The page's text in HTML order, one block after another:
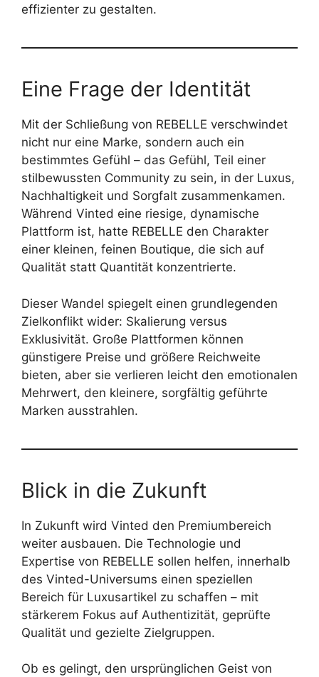
effizienter zu gestalten.
Eine Frage der Identität
Mit der Schließung von REBELLE verschwindet
nicht nur eine Marke, sondern auch ein
bestimmtes Gefühl – das Gefühl, Teil einer
stilbewussten Community zu sein, in der Luxus,
Nachhaltigkeit und Sorgfalt zusammenkamen.
Während Vinted eine riesige, dynamische
Plattform ist, hatte REBELLE den Charakter
einer kleinen, feinen Boutique, die sich auf
Qualität statt Quantität konzentrierte.
Dieser Wandel spiegelt einen grundlegenden
Zielkonflikt wider: Skalierung versus
Exklusivität. Große Plattformen können
günstigere Preise und größere Reichweite
bieten, aber sie verlieren leicht den emotionalen
Mehrwert, den kleinere, sorgfältig geführte
Marken ausstrahlen.
Blick in die Zukunft
In Zukunft wird Vinted den Premiumbereich
weiter ausbauen. Die Technologie und
Expertise von REBELLE sollen helfen, innerhalb
des Vinted-Universums einen speziellen
Bereich für Luxusartikel zu schaffen – mit
stärkerem Fokus auf Authentizität, geprüfte
Qualität und gezielte Zielgruppen.
Ob es gelingt, den ursprünglichen Geist von